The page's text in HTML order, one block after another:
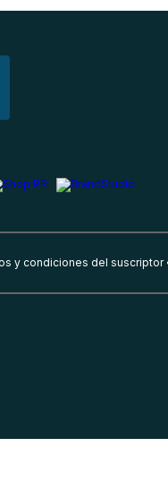
y condiciones del suscriptor